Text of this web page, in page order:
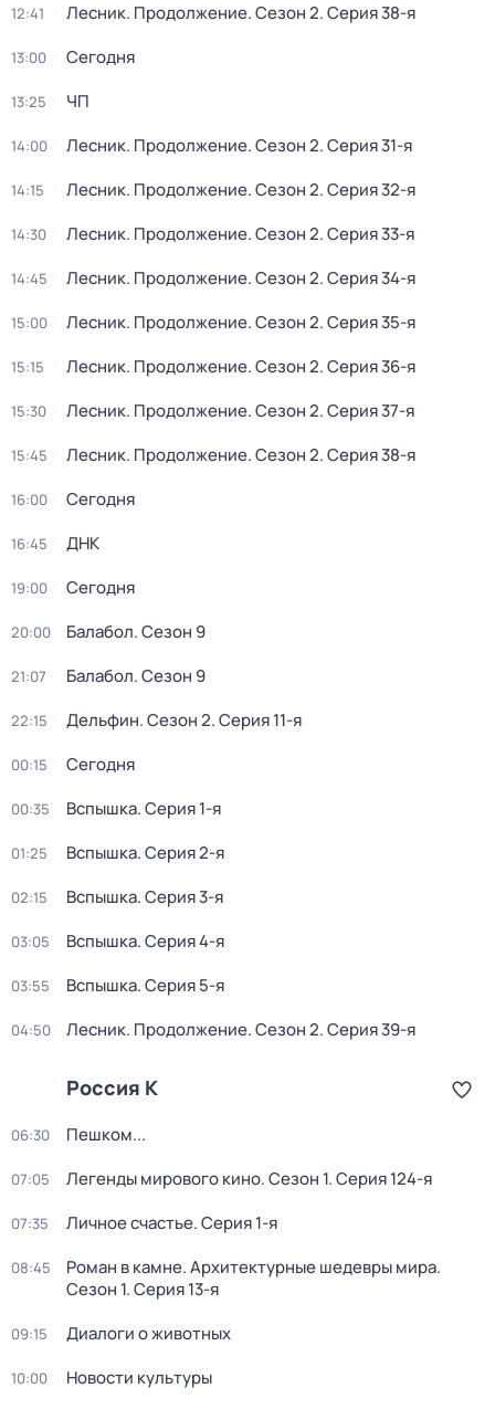
12:41 Лесник. Продолжение. Сезон 2. Серия 38-я
13:00 Сегодня
13:25 ЧП
14:00 Лесник. Продолжение. Сезон 2. Серия 31-я
14:15 Лесник. Продолжение. Сезон 2. Серия 32-я
14:30 Лесник. Продолжение. Сезон 2. Серия 33-я
14:45 Лесник. Продолжение. Сезон 2. Серия 34-я
15:00 Лесник. Продолжение. Сезон 2. Серия 35-я
15:15 Лесник. Продолжение. Сезон 2. Серия 36-я
15:30 Лесник. Продолжение. Сезон 2. Серия 37-я
15:45 Лесник. Продолжение. Сезон 2. Серия 38-я
16:00 Сегодня
16:45 ДНК
19:00 Сегодня
20:00 Балабол. Сезон 9
21:07 Балабол. Сезон 9
22:15 Дельфин. Сезон 2. Серия 11-я
00:15 Сегодня
00:35 Вспышка. Серия 1-я
01:25 Вспышка. Серия 2-я
02:15 Вспышка. Серия 3-я
03:05 Вспышка. Серия 4-я
03:55 Вспышка. Серия 5-я
04:50 Лесник. Продолжение. Сезон 2. Серия 39-я
Россия К
06:30 Пешком...
07:05 Легенды мирового кино. Сезон 1. Серия 124-я
07:35 Личное счастье. Серия 1-я
08:45 Роман в камне. Архитектурные шедевры мира.
Сезон 1. Серия 13-я
09:15 Диалоги о животных
10:00 Новости культуры